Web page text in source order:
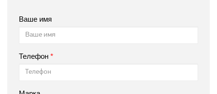
Ваше имя
Телефон